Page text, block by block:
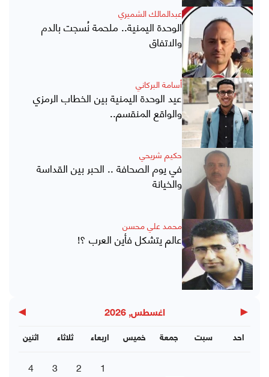
عبدالمالك الشميري
الوحدة اليمنية.. ملحمة نُسجت بالدم
والاتفاق
أسامة البركاني
عيد الوحدة اليمنية بين الخطاب الرمزي
والواقع المنقسم..
حكيم شريحي
في يوم الصحافة .. الحبر بين القداسة
والخيانة
محمد علي محسن
عالم يتشكل فأين العرب ؟!
◀ اغسطس, 2026 ▶
اثنين ثلاثاء اربعاء خميس جمعة سبت احد
1
2
3
4